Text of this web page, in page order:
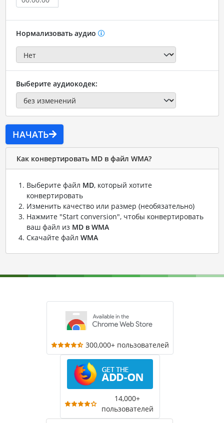
Нормализовать аудио
Выберите аудиокодек:
НАЧАТЬ
Как конвертировать MD в файл WMA?
Выберите файл MD, который хотите
конвертировать
Изменить качество или размер (необязательно)
Нажмите "Start conversion", чтобы конвертировать
ваш файл из MD в WMA
Скачайте файл WMA
300,000+ пользователей
14,000+
пользователей